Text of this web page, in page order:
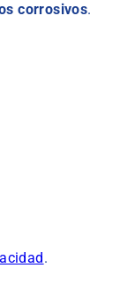
corrosivos.
.